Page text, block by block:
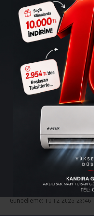
Ana Sayfa›Genel
150
Sevim Deren
İstanbul’a
Güncelleme: 10-12-2025 23:46